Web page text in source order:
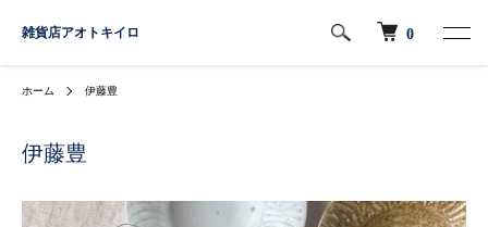
雑貨店アオトキイロ 0
ホーム 伊藤豊
伊藤豊